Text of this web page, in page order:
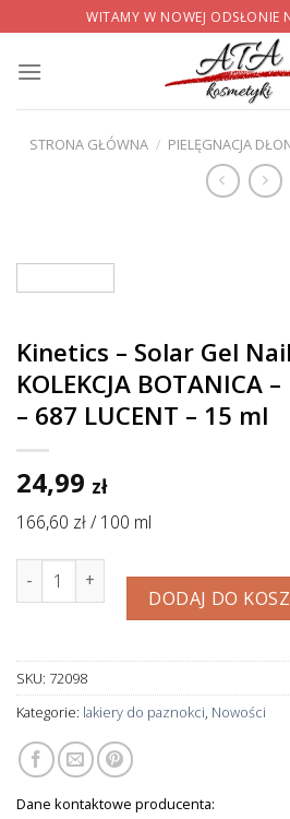
to
content
WITAMY W NOWEJ ODSŁONIE
STRONA GŁÓWNA / PIELĘGNACJA
Kinetics – Solar Gel
KOLEKCJA BOTANICA
– 687 LUCENT – 15 ml
24,99 zł
166,60 zł / 100 ml
ilość Kinetics - Solar Gel Nail
DODAJ DO
SKU: 72098
Kategorie: lakiery do paznokci, Nowości
Dane kontaktowe producenta: